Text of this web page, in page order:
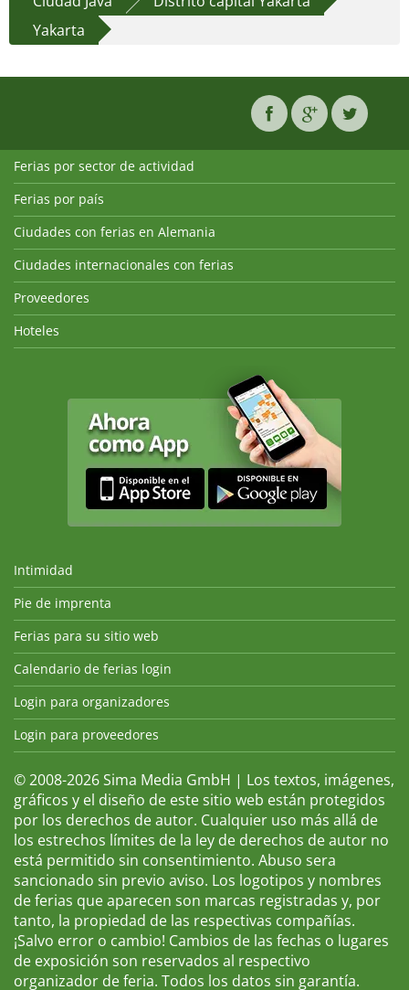
Yakarta
Ferias por sector de actividad
Ferias por país
Ciudades con ferias en Alemania
Ciudades internacionales con ferias
Proveedores
Hoteles
Intimidad
Pie de imprenta
Ferias para su sitio web
Calendario de ferias login
Login para organizadores
Login para proveedores
© 2008-2026 Sima Media GmbH | Los textos, imágenes,
gráficos y el diseño de este sitio web están protegidos
por los derechos de autor. Cualquier uso más allá de
los estrechos límites de la ley de derechos de autor no
está permitido sin consentimiento. Abuso sera
sancionado sin previo aviso. Los logotipos y nombres
de ferias que aparecen son marcas registradas y, por
tanto, la propiedad de las respectivas compañías.
¡Salvo error o cambio! Cambios de las fechas o lugares
de exposición son reservados al respectivo
organizador de feria. Todos los datos sin garantía.